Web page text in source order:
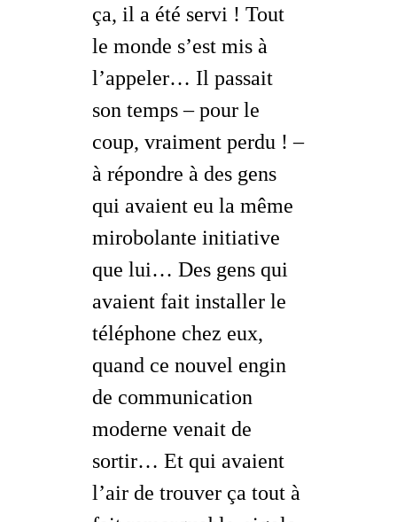
ça, il a été servi ! Tout
le monde s’est mis à
l’appeler… Il passait
son temps –pour le
coup, vraiment perdu ! –
à répondre à des gens
qui avaient eu la même
mirobolante initiative
que lui… Des gens qui
avaient fait installer le
téléphone chez eux,
quand ce nouvel engin
de communication
moderne venait de
sortir… Et qui avaient
l’air de trouver ça tout à